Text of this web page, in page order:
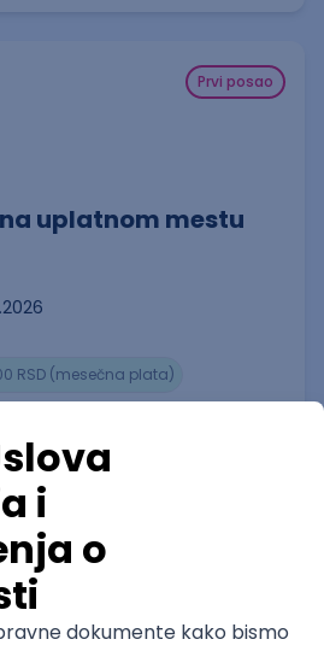
Prvi posao
uplatnom mestu
RSD (mesečna plata)
mestu